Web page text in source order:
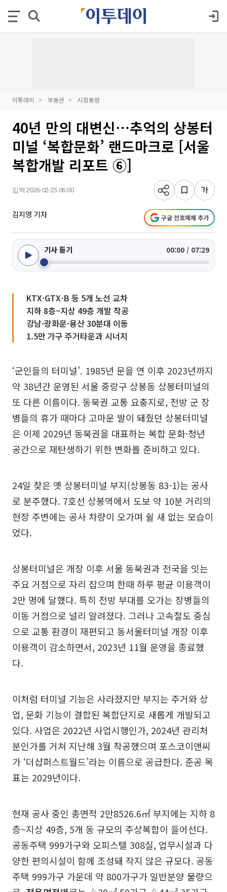
이투데이 부동산 시장동향
40년 만의 대변신⋯추억의 상봉터
미널 ‘복합문화’ 랜드마크로 [서울
복합개발 리포트 ⑥]
입력 2026-02-25 06:00
김지영 기자 구글 선호매체 추가
기사 듣기 00:00 / 07:29
KTX·GTX-B 등 5개 노선 교차
지하 8층~지상 49층 개발 착공
강남·광화문·용산 30분대 이동
1.5만 가구 주거타운과 시너지
‘군인들의 터미널’. 1985년 문을 연 이후 2023년까지
약 38년간 운영된 서울 중랑구 상봉동 상봉터미널의
또 다른 이름이다. 동북권 교통 요충지로, 전방 군 장
병들의 휴가 때마다 고마운 발이 돼줬던 상봉터미널
은 이제 2029년 동북권을 대표하는 복합 문화·청년
공간으로 재탄생하기 위한 변화를 준비하고 있다.
24일 찾은 옛 상봉터미널 부지(상봉동 83-1)는 공사
로 분주했다. 7호선 상봉역에서 도보 약 10분 거리의
현장 주변에는 공사 차량이 오가며 쉴 새 없는 모습이
었다.
상봉터미널은 개장 이후 서울 동북권과 전국을 잇는
주요 거점으로 자리 잡으며 한때 하루 평균 이용객이
2만 명에 달했다. 특히 전방 부대를 오가는 장병들의
이동 거점으로 널리 알려졌다. 그러나 고속철도 중심
으로 교통 환경이 재편되고 동서울터미널 개장 이후
이용객이 감소하면서, 2023년 11월 운영을 종료했
다.
이처럼 터미널 기능은 사라졌지만 부지는 주거와 상
업, 문화 기능이 결합된 복합단지로 새롭게 개발되고
있다. 사업은 2022년 사업시행인가, 2024년 관리처
분인가를 거쳐 지난해 3월 착공했으며 포스코이앤씨
가 ‘더샵퍼스트월드’라는 이름으로 공급한다. 준공 목
표는 2029년이다.
현재 공사 중인 총면적 2만8526.6㎡ 부지에는 지하 8
층~지상 49층, 5개 동 규모의 주상복합이 들어선다.
공동주택 999가구와 오피스텔 308실, 업무시설과 다
양한 편의시설이 함께 조성돼 작지 않은 규모다. 공동
주택 999가구 가운데 약 800가구가 일반분양 물량으